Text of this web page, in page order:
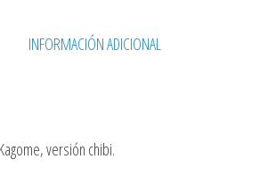
INFORMACIÓN ADICIONAL
versión chibi.